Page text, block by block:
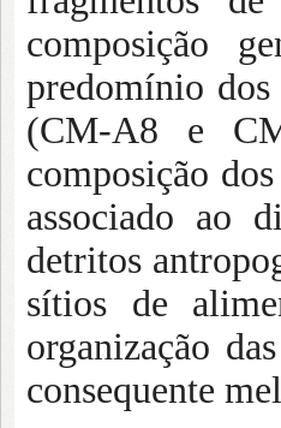
composição
predomínio
(CM-A8 e
composição
associado ao
detritos
sítios de
organização
consequente